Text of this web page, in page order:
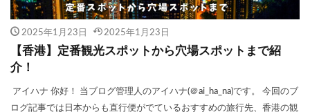
2025年1月23日 2025年1月23日
【香港】定番観光スポットから穴場スポットまで紹
介！
アイハナ 你好！ 当ブログ管理人のアイハナ(＠ai_ha_na)です。 今回のブ
ログ記事では日本からも直行便がでているおすすめの旅行先、香港の観